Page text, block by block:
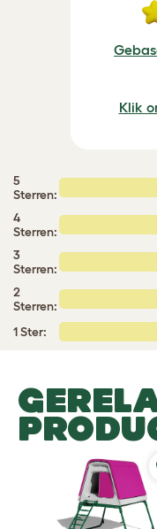
Klik
5
Sterren:
4
Sterren:
3
Sterren:
2
Sterren:
1 Ster: